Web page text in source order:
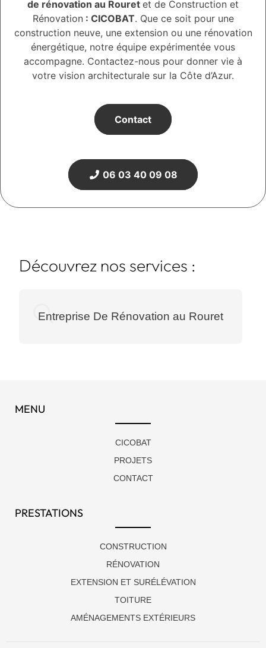
de rénovation au Rouret et de Construction et
Rénovation : CICOBAT. Que ce soit pour une
construction neuve, une extension ou une rénovation
énergétique, notre équipe expérimentée vous
accompagne. Contactez-nous pour donner vie à
votre vision architecturale sur la Côte d’Azur.
Contact
06 03 40 09 08
Découvrez nos services :
Entreprise De Rénovation au Rouret
MENU
CICOBAT
PROJETS
CONTACT
PRESTATIONS
CONSTRUCTION
RÉNOVATION
EXTENSION ET SURÉLÉVATION
TOITURE
AMÉNAGEMENTS EXTÉRIEURS